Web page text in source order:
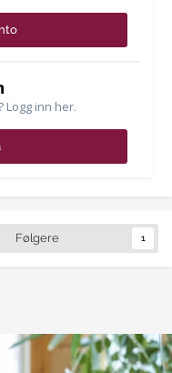
Logg inn her.
Følgere 1